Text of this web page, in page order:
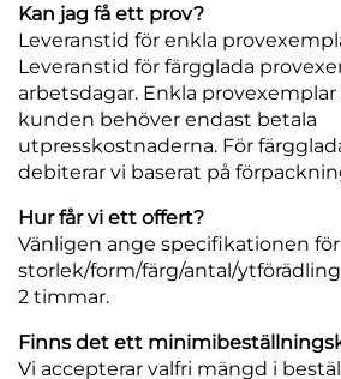
Kan jag få ett prov?
Leveranstid för enkla
Leveranstid för färgglada
arbetsdagar. Enkla provexemplar
kunden behöver endast betala
utpresskostnaderna. För
debiterar vi baserat på
Hur får vi ett offert?
Vänligen ange specifikationen
storlek/form/färg/antal/ytförädling
2 timmar.
Finns det ett
Vi accepterar valfri mängd i